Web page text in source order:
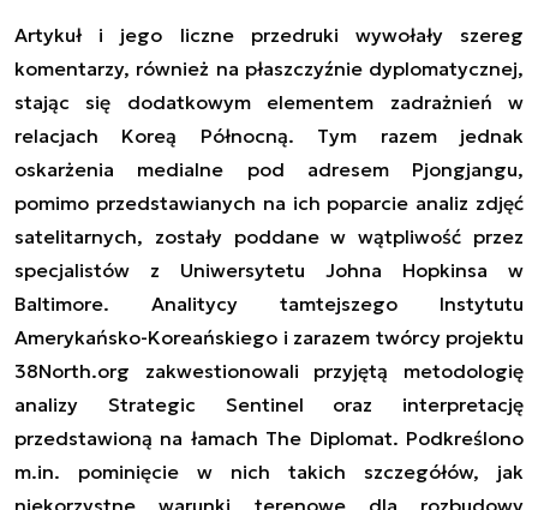
Artykuł i jego liczne przedruki wywołały szereg
komentarzy, również na płaszczyźnie dyplomatycznej,
stając się dodatkowym elementem zadrażnień w
relacjach Koreą Północną. Tym razem jednak
oskarżenia medialne pod adresem Pjongjangu,
pomimo przedstawianych na ich poparcie analiz zdjęć
satelitarnych, zostały poddane w wątpliwość przez
specjalistów z Uniwersytetu Johna Hopkinsa w
Baltimore. Analitycy tamtejszego Instytutu
Amerykańsko-Koreańskiego i zarazem twórcy projektu
38North.org zakwestionowali przyjętą metodologię
analizy Strategic Sentinel oraz interpretację
przedstawioną na łamach The Diplomat. Podkreślono
m.in. pominięcie w nich takich szczegółów, jak
niekorzystne warunki terenowe dla rozbudowy